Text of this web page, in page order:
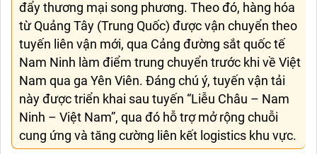
đẩy thương mại song phương. Theo đó, hàng hóa
từ Quảng Tây (Trung Quốc) được vận chuyển theo
tuyến liên vận mới, qua Cảng đường sắt quốc tế
Nam Ninh làm điểm trung chuyển trước khi về Việt
Nam qua ga Yên Viên. Đáng chú ý, tuyến vận tải
này được triển khai sau tuyến “Liễu Châu – Nam
Ninh – Việt Nam”, qua đó hỗ trợ mở rộng chuỗi
cung ứng và tăng cường liên kết logistics khu vực.